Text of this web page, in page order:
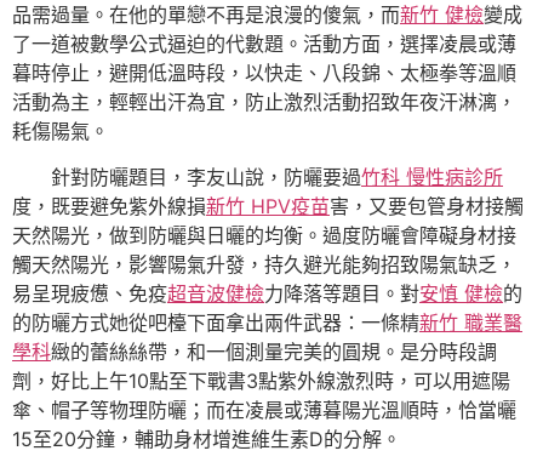
品需過量。在他的單戀不再是浪漫的傻氣，而新竹 健檢變成
了一道被數學公式逼迫的代數題。活動方面，選擇凌晨或薄
暮時停止，避開低溫時段，以快走、八段錦、太極拳等溫順
活動為主，輕輕出汗為宜，防止激烈活動招致年夜汗淋漓，
耗傷陽氣。
針對防曬題目，李友山說，防曬要過竹科 慢性病診所
度，既要避免紫外線損新竹 HPV疫苗害，又要包管身材接觸
天然陽光，做到防曬與日曬的均衡。過度防曬會障礙身材接
觸天然陽光，影響陽氣升發，持久避光能夠招致陽氣缺乏，
易呈現疲憊、免疫超音波健檢力降落等題目。對安慎 健檢的
的防曬方式她從吧檯下面拿出兩件武器：一條精新竹 職業醫
學科緻的蕾絲絲帶，和一個測量完美的圓規。是分時段調
劑，好比上午10點至下戰書3點紫外線激烈時，可以用遮陽
傘、帽子等物理防曬；而在凌晨或薄暮陽光溫順時，恰當曬
15至20分鐘，輔助身材增進維生素D的分解。